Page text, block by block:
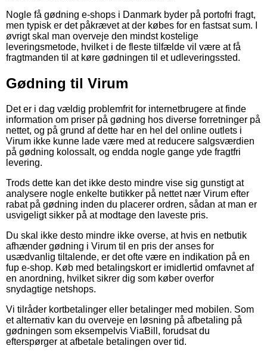
Nogle få gødning e-shops i Danmark byder på portofri fragt,
men typisk er det påkrævet at der købes for en fastsat sum. I
øvrigt skal man overveje den mindst kostelige
leveringsmetode, hvilket i de fleste tilfælde vil være at få
fragtmanden til at køre gødningen til et udleveringssted.
Gødning til Virum
Det er i dag vældig problemfrit for internetbrugere at finde
information om priser på gødning hos diverse forretninger på
nettet, og på grund af dette har en hel del online outlets i
Virum ikke kunne lade være med at reducere salgsværdien
på gødning kolossalt, og endda nogle gange yde fragtfri
levering.
Trods dette kan det ikke desto mindre vise sig gunstigt at
analysere nogle enkelte butikker på nettet nær Virum efter
rabat på gødning inden du placerer ordren, sådan at man er
usvigeligt sikker på at modtage den laveste pris.
Du skal ikke desto mindre ikke overse, at hvis en netbutik
afhænder gødning i Virum til en pris der anses for
usædvanlig tiltalende, er det ofte være en indikation på en
fup e-shop. Køb med betalingskort er imidlertid omfavnet af
en anordning, hvilket sikrer dig som køber overfor
snydagtige netshops.
Vi tilråder kortbetalinger eller betalinger med mobilen. Som
et alternativ kan du overveje en løsning på afbetaling på
gødningen som eksempelvis ViaBill, forudsat du
efterspørger at afbetale betalingen over tid.